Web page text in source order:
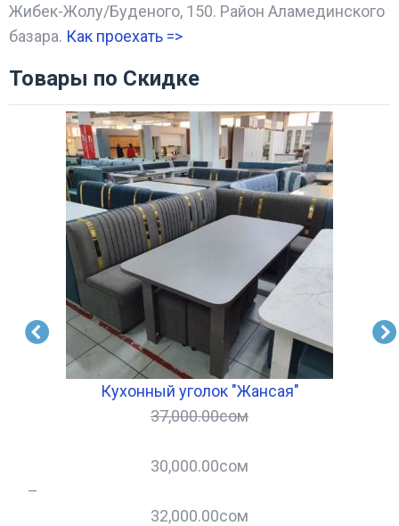
Жибек-Жолу/Буденого, 150. Район Аламединского
базара. Как проехать =>
Товары по Скидке
Кухонный уголок "Жансая"
37,000.00сом
30,000.00сом
–
32,000.00сом